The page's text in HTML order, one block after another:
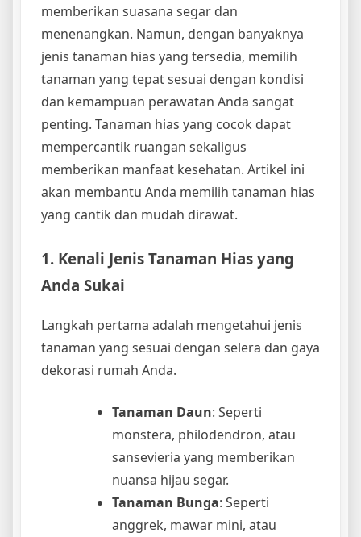
memberikan suasana segar dan
menenangkan. Namun, dengan banyaknya
jenis tanaman hias yang tersedia, memilih
tanaman yang tepat sesuai dengan kondisi
dan kemampuan perawatan Anda sangat
penting. Tanaman hias yang cocok dapat
mempercantik ruangan sekaligus
memberikan manfaat kesehatan. Artikel ini
akan membantu Anda memilih tanaman hias
yang cantik dan mudah dirawat.
1. Kenali Jenis Tanaman Hias yang
Anda Sukai
Langkah pertama adalah mengetahui jenis
tanaman yang sesuai dengan selera dan gaya
dekorasi rumah Anda.
Tanaman Daun: Seperti
monstera, philodendron, atau
sansevieria yang memberikan
nuansa hijau segar.
Tanaman Bunga: Seperti
anggrek, mawar mini, atau